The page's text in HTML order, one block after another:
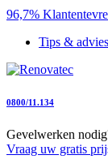
96,7%
Tips & advies
0800/11.134
Gevelwerken
Vraag uw gratis